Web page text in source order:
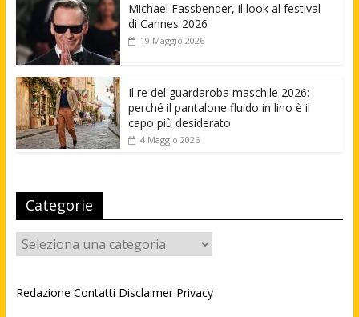
Michael Fassbender, il look al festival
di Cannes 2026
19 Maggio 2026
Il re del guardaroba maschile 2026:
perché il pantalone fluido in lino è il
capo più desiderato
4 Maggio 2026
Categorie
Categorie
Redazione Contatti Disclaimer Privacy